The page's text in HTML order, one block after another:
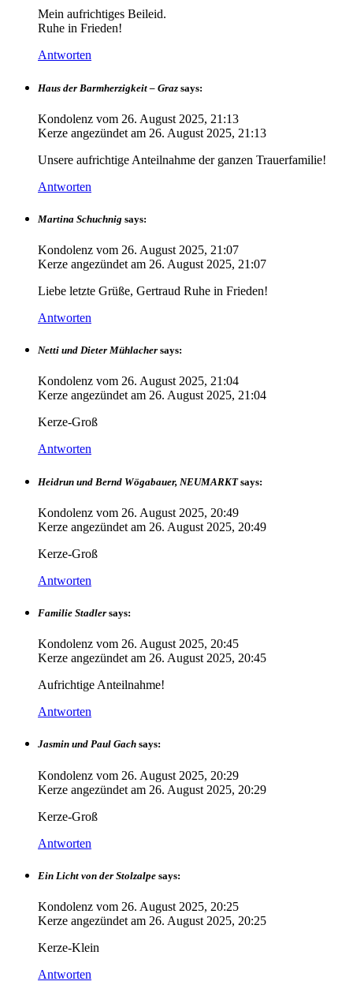
Mein aufrichtiges Beileid.
Ruhe in Frieden!
Antworten
Haus der Barmherzigkeit – Graz says:
Kondolenz vom 26. August 2025, 21:13
Kerze angezündet am 26. August 2025, 21:13
Unsere aufrichtige Anteilnahme der ganzen Trauerfamilie!
Antworten
Martina Schuchnig says:
Kondolenz vom 26. August 2025, 21:07
Kerze angezündet am 26. August 2025, 21:07
Liebe letzte Grüße, Gertraud Ruhe in Frieden!
Antworten
Netti und Dieter Mühlacher says:
Kondolenz vom 26. August 2025, 21:04
Kerze angezündet am 26. August 2025, 21:04
Kerze-Groß
Antworten
Heidrun und Bernd Wögabauer, NEUMARKT says:
Kondolenz vom 26. August 2025, 20:49
Kerze angezündet am 26. August 2025, 20:49
Kerze-Groß
Antworten
Familie Stadler says:
Kondolenz vom 26. August 2025, 20:45
Kerze angezündet am 26. August 2025, 20:45
Aufrichtige Anteilnahme!
Antworten
Jasmin und Paul Gach says:
Kondolenz vom 26. August 2025, 20:29
Kerze angezündet am 26. August 2025, 20:29
Kerze-Groß
Antworten
Ein Licht von der Stolzalpe says:
Kondolenz vom 26. August 2025, 20:25
Kerze angezündet am 26. August 2025, 20:25
Kerze-Klein
Antworten